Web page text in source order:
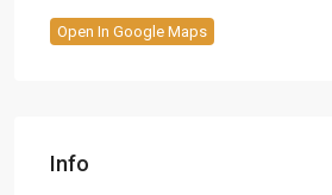
Open In Google Maps
Info